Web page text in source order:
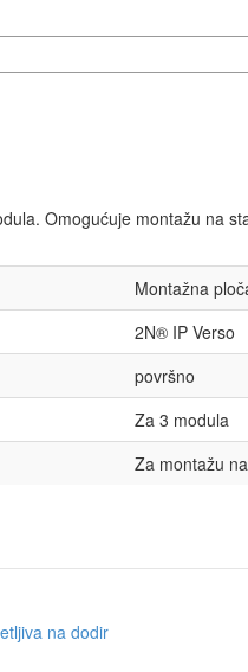
Omogućuje montažu na
Montažna
2N® IP Verso
površno
Za 3 modula
Za montažu